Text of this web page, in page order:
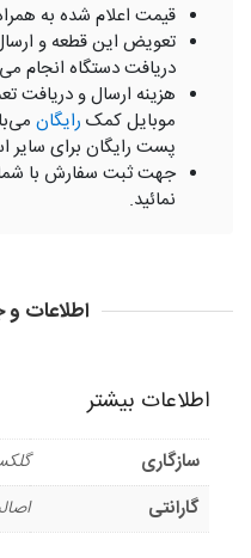
قیمت اعلام شده به
تعویض این قطعه و
دریافت دستگاه انجام
هزینه ارسال و دریافت
موبایل کمک رایگان
پست رایگان برای سایر
جهت ثبت سفارش با
نمائید.
اطلاعات
اطلاعات بیشتر
سازگاری
گارانتی